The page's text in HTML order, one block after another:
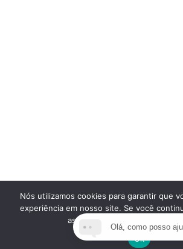
Nós utilizamos cookies para garantir que
experiência em nosso site. Se você
assumimos que você está
Ok
Olá, como posso